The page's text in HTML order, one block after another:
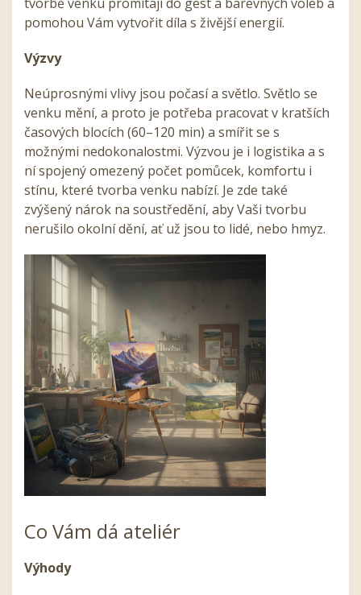
pomohou Vám vytvořit díla s živější energií.
Výzvy
Neúprosnými vlivy jsou počasí a světlo. Světlo se
venku mění, a proto je potřeba pracovat v kratších
časových blocích (60–120 min) a smířit se s
možnými nedokonalostmi. Výzvou je i logistika a s
ní spojený omezený počet pomůcek, komfortu i
stínu, které tvorba venku nabízí. Je zde také
zvýšený nárok na soustředění, aby Vaši tvorbu
nerušilo okolní dění, ať už jsou to lidé, nebo hmyz.
Co Vám dá ateliér
Výhody